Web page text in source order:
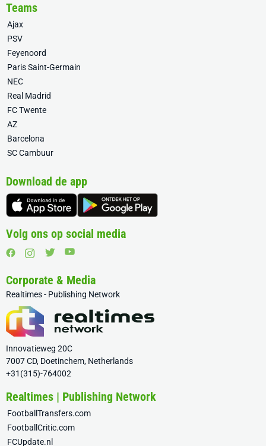
Teams
Ajax
PSV
Feyenoord
Paris Saint-Germain
NEC
Real Madrid
FC Twente
AZ
Barcelona
SC Cambuur
Download de app
Volg ons op social media
Corporate & Media
Realtimes - Publishing Network
Innovatieweg 20C
7007 CD, Doetinchem, Netherlands
+31(315)-764002
Realtimes | Publishing Network
FootballTransfers.com
FootballCritic.com
FCUpdate.nl